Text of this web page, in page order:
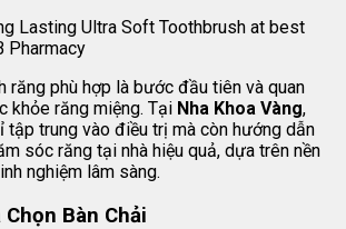
răng phù hợp là bước đầu tiên và quan
khỏe răng miệng. Tại Nha Khoa Vàng,
tập trung vào điều trị mà còn hướng dẫn
sóc răng tại nhà hiệu quả, dựa trên nền
nghiệm lâm sàng.
Bàn Chải